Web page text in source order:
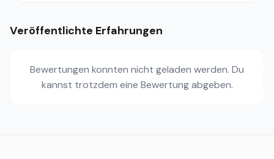
Veröffentlichte Erfahrungen
Bewertungen konnten nicht geladen werden. Du
kannst trotzdem eine Bewertung abgeben.